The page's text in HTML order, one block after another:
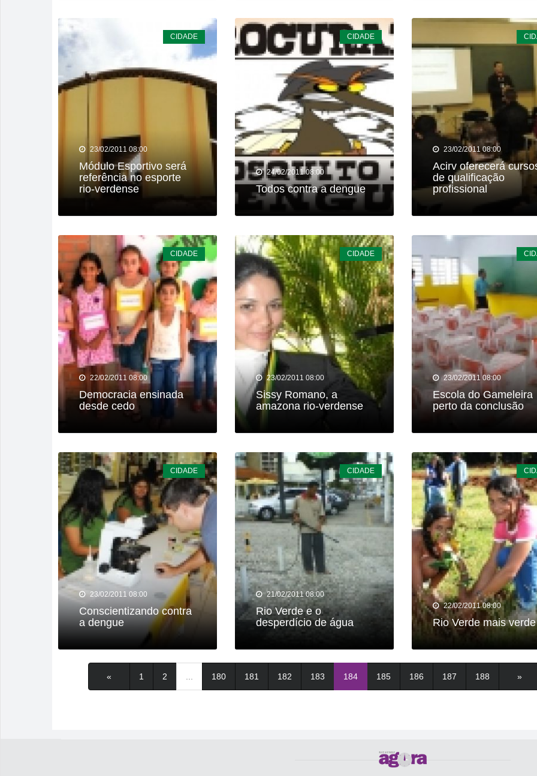
CIDADE
23/02/2011 08:00
Módulo Esportivo será
referência no esporte
rio-verdense
CIDADE
24/02/2011 08:00
Todos contra a dengue
23/02/2011 08:00
Acirv oferecerá
de qualificação
profissional
CIDADE
22/02/2011 08:00
Democracia ensinada
desde cedo
CIDADE
23/02/2011 08:00
Sissy Romano, a
amazona rio-verdense
23/02/2011 08:00
Escola do Gameleira
perto da conclusão
CIDADE
23/02/2011 08:00
Conscientizando contra
a dengue
CIDADE
21/02/2011 08:00
Rio Verde e o
desperdício de água
22/02/2011 08:00
Rio Verde mais verde
« 1 2 ... 180 181 182 183 184 185 186 187 188 »